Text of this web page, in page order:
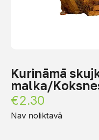
Kurināmā
malka/
€2.30
Nav noliktavā